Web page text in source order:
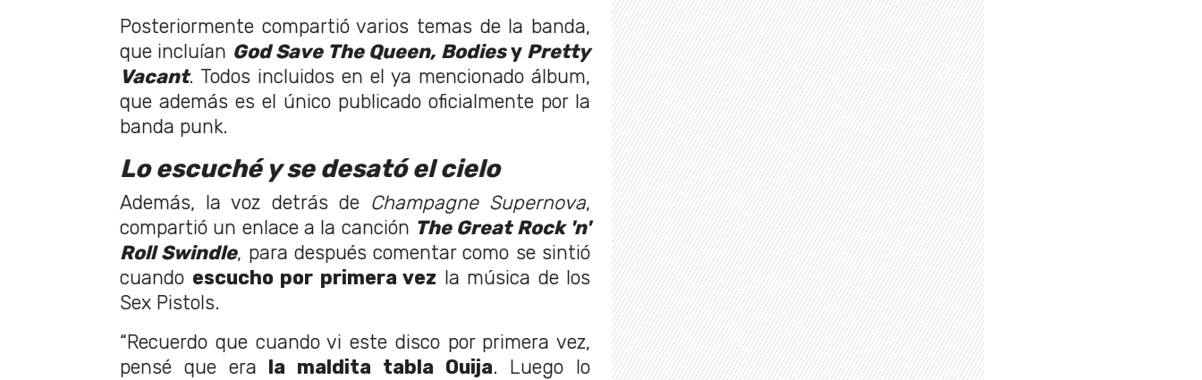
Posteriormente compartió varios temas de la banda,
que incluían God Save The Queen, BodiesyPretty
Vacant. Todos incluidos en el ya mencionado álbum,
que además es el único publicado oficialmente por la
banda punk.
Lo escuché y se desató el cielo
Además, la voz detrás de Champagne Supernova,
compartió un enlace a la canción The Great Rock 'n'
Roll Swindle, para después comentar como se sintió
cuando escucho por primera vez la música de los
Sex Pistols.
“Recuerdo que cuando vi este disco por primera vez,
pensé que era la maldita tabla Ouija. Luego lo